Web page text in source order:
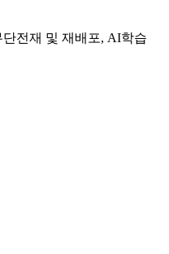
전재 및 재배포, AI학습